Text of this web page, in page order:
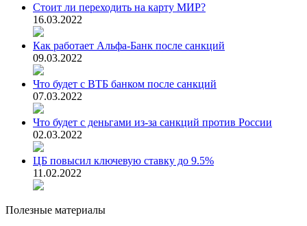
Стоит ли переходить на карту МИР?
16.03.2022
Как работает Альфа-Банк после санкций
09.03.2022
Что будет с ВТБ банком после санкций
07.03.2022
Что будет с деньгами из-за санкций против России
02.03.2022
ЦБ повысил ключевую ставку до 9.5%
11.02.2022
Полезные материалы